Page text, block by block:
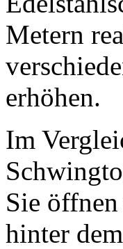
Metern
erhöhen.
Im
Sie
hinter